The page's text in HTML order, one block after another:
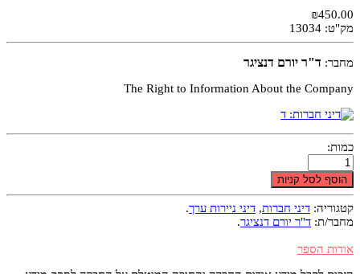
₪450.00
מק"ט: 13034
מחבר: ד"ר יורם דנציגר
The Right to Information About the Company
כמות:
הוסף לסל קניות
קטגוריה: דיני חברות, דיני ניירות ערך.
מחבר/ת: ד"ר יורם דנציגר.
אודות הספר